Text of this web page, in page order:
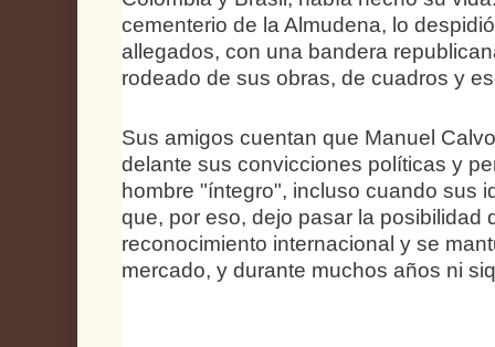
cementerio de la Almudena, lo
allegados, con una bandera
rodeado de sus obras, de cuadros y
Sus amigos cuentan que Manuel
delante sus convicciones políticas y
hombre "íntegro", incluso cuando sus
que, por eso, dejo pasar la posibilidad
reconocimiento internacional y se
mercado, y durante muchos años ni